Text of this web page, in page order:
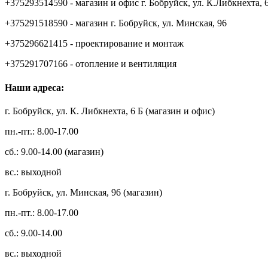
+375293514590 - магазин и офис г. Бобруйск, ул. К.Либкнехта,
+375291518590 - магазин г. Бобруйск, ул. Минская, 96
+375296621415 - проектирование и монтаж
+375291707166 - отопление и вентиляция
Наши адреса:
г. Бобруйск, ул. К. Либкнехта, 6 Б (магазин и офис)
пн.-пт.: 8.00-17.00
сб.: 9.00-14.00 (магазин)
вс.: выходной
г. Бобруйск, ул. Минская, 96 (магазин)
пн.-пт.: 8.00-17.00
сб.: 9.00-14.00
вс.: выходной